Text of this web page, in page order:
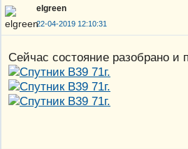
elgreen
22-04-2019 12:10:31
Сейчас состояние разобрано и